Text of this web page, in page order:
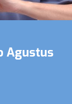
Agustus